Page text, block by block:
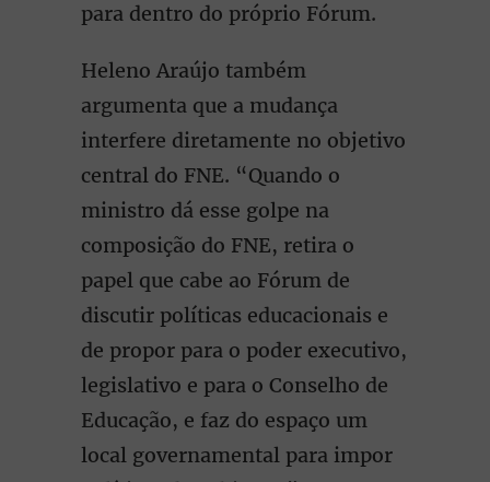
para dentro do próprio Fórum.
Heleno Araújo também
argumenta que a mudança
interfere diretamente no objetivo
central do FNE. “Quando o
ministro dá esse golpe na
composição do FNE, retira o
papel que cabe ao Fórum de
discutir políticas educacionais e
de propor para o poder executivo,
legislativo e para o Conselho de
Educação, e faz do espaço um
local governamental para impor